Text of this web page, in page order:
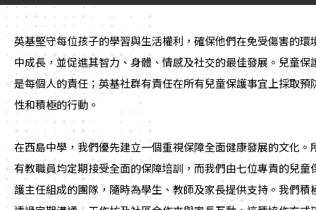
英基堅守每位孩子的學習與生活權利，確保他們在免受傷害的環
中成長，並促進其智力、身體、情感及社交的最佳發展。兒童保
是每個人的責任；英基社群有責任在所有兒童保護事宜上採取預
性和積極的行動。
在西島中學，我們優先建立一個重視保障全面健康發展的文化。
有教職員均定期接受全面的保障培訓，而我們由七位專責的兒童
護主任組成的團隊，隨時為學生、教師及家長提供支持。我們積